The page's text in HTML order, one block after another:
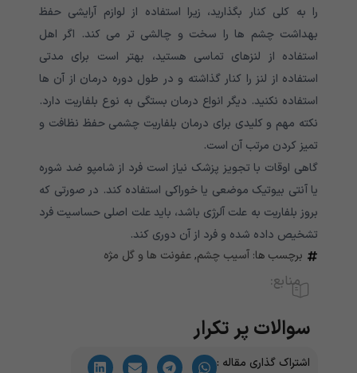
را به کلی کنار بگذارید، زیرا استفاده از لوازم آرایشی حفظ
بهداشت چشم ها را سخت و چالشی تر می کند. اگر اهل
استفاده از لنزهای تماسی هستید، بهتر است برای مدتی
استفاده از لنز را کنار گذاشته و در طول دوره درمان از آن ها
استفاده نکنید. دیگر انواع درمان بستگی به نوع بلفاریت دارد.
نکته مهم و کلیدی برای درمان بلفاریت چشمی حفظ نظافت و
تمیز کردن مرتب آن است.
گاهی اوقات با تجویز پزشک نیاز است فرد از شامپو ضد شوره
یا آنتی بیوتیک موضعی یا خوراکی استفاده کند. در صورتی که
بروز بلفاریت به علت آلرژی باشد، باید علت اصلی حساسیت فرد
تشخیص داده شده و فرد از آن دوری کند.
برچسب ها: آسیب چشم,عفونت ها و گل مژه
منابع:
سوالات پر تکرار
اشتراک گذاری مقاله :